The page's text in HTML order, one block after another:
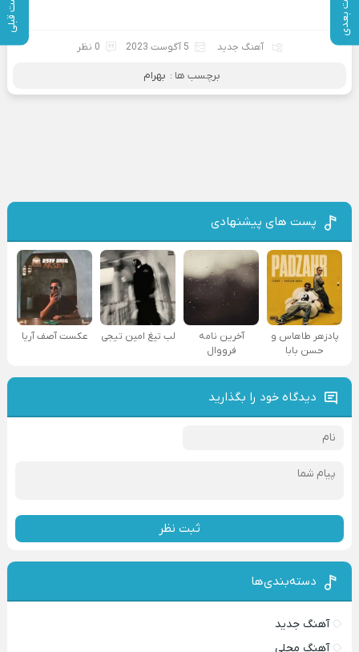
پست بعدی پست قبلی
آهنگ جدید 5 آگوست 2023 0 نظر
برچسب ها : بهرام
پست های پیشنهادی
پادزهر طاهاس و
حسن بابا
آخرین نامه
فرووال
لب تیغ امین تیجی عکست آصف آریا
دیدگاه خود را بگذارید
ثبت نظر
دسته‌بندی‌ها
آهنگ جدید
آهنگ محلی